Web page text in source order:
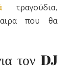
τραγούδια,
που θα
τονDJ